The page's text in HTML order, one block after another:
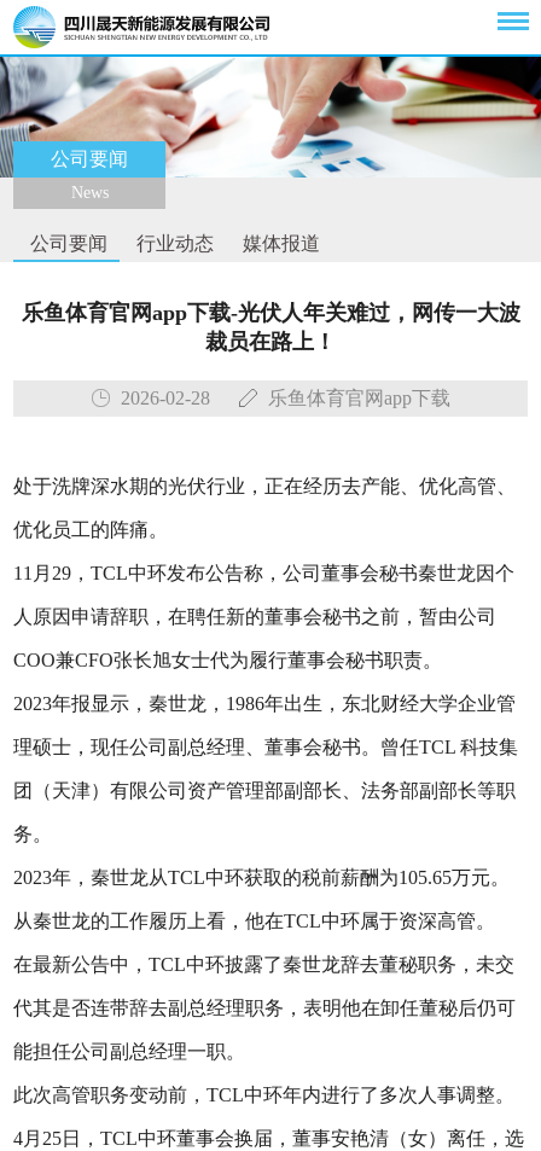
公司要闻
News
公司要闻 行业动态 媒体报道
乐鱼体育官网app下载-光伏人年关难过，网传一大波
裁员在路上！
2026-02-28 乐鱼体育官网app下载
处于洗牌深水期的光伏行业，正在经历去产能、优化高管、
优化员工的阵痛。
11月29，TCL中环发布公告称，公司董事会秘书秦世龙因个
人原因申请辞职，在聘任新的董事会秘书之前，暂由公司
COO兼CFO张长旭女士代为履行董事会秘书职责。
2023年报显示，秦世龙，1986年出生，东北财经大学企业管
理硕士，现任公司副总经理、董事会秘书。曾任TCL 科技集
团（天津）有限公司资产管理部副部长、法务部副部长等职
务。
2023年，秦世龙从TCL中环获取的税前薪酬为105.65万元。
从秦世龙的工作履历上看，他在TCL中环属于资深高管。
在最新公告中，TCL中环披露了秦世龙辞去董秘职务，未交
代其是否连带辞去副总经理职务，表明他在卸任董秘后仍可
能担任公司副总经理一职。
此次高管职务变动前，TCL中环年内进行了多次人事调整。
4月25日，TCL中环董事会换届，董事安艳清（女）离任，选